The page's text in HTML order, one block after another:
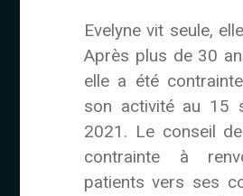
Evelyne vit seule,
Après plus de 30
elle a été
son activité au 15
2021. Le conseil de
contrainte à
patients vers ses